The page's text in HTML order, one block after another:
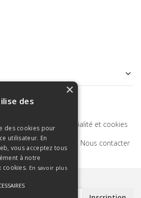
Politique de confidentialité et cookies
et retours Nous contacter
×
des
des cookies pour
utilisateur. En
vous acceptez tous
à notre
cookies. En savoir plus